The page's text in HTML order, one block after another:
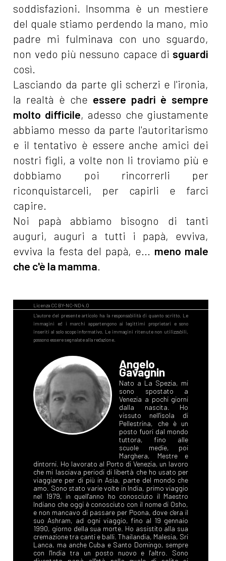
soddisfazioni. Insomma è un mestiere
del quale stiamo perdendo la mano, mio
padre mi fulminava con uno sguardo,
non vedo più nessuno capace di sguardi
così.
Lasciando da parte gli scherzi e l'ironia,
la realtà è che essere padri è sempre
molto difficile, adesso che giustamente
abbiamo messo da parte l'autoritarismo
e il tentativo è essere anche amici dei
nostri figli, a volte non li troviamo più e
dobbiamo poi rincorrerli per
riconquistarceli, per capirli e farci
capire.
Noi papà abbiamo bisogno di tanti
auguri, auguri a tutti i papà, evviva,
evviva la festa del papà, e... meno male
che c'è la mamma
Angelo
Gavagnin